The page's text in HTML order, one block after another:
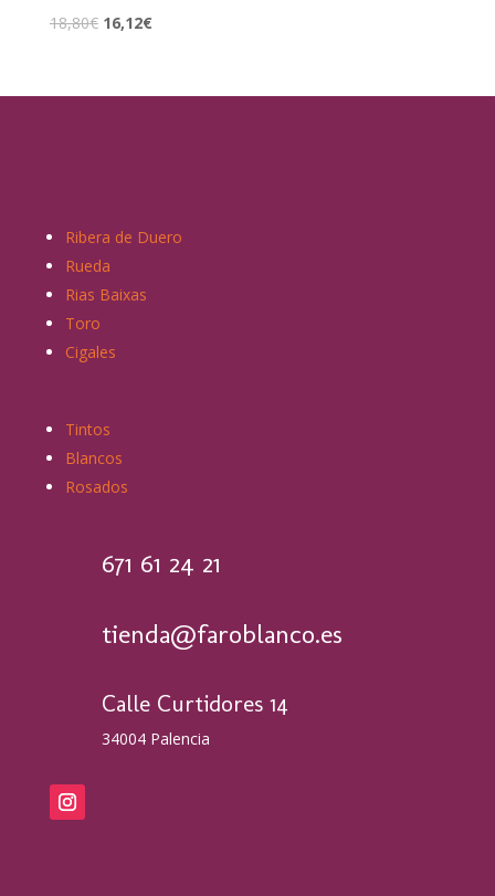
18,80€ 16,12€
Ribera de Duero
Rueda
Rias Baixas
Toro
Cigales
Tintos
Blancos
Rosados
671 61 24 21
tienda@faroblanco.es
Calle Curtidores 14
34004 Palencia